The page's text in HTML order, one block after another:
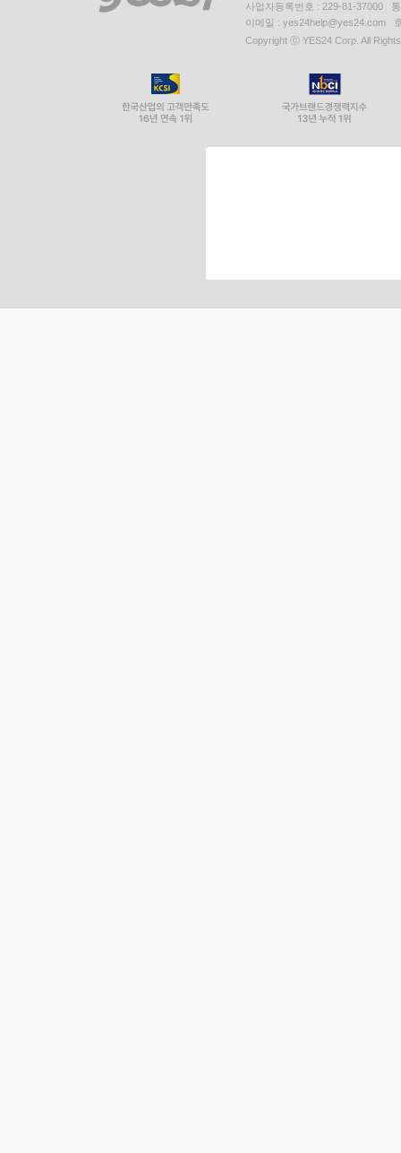
사업자등록번호 : 229-81-37000
이메일 : yes24help@yes24.com
Copyright ⓒ YES24 Corp. All